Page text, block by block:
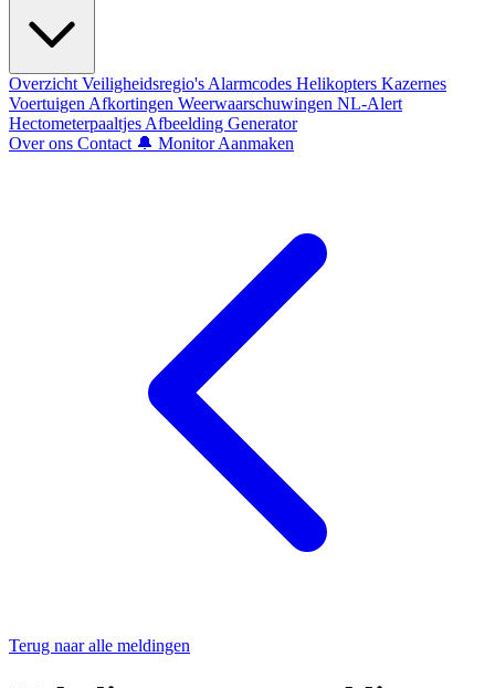
Overzicht Veiligheidsregio's Alarmcodes Helikopters Kazernes
Voertuigen Afkortingen Weerwaarschuwingen NL-Alert
Hectometerpaaltjes Afbeelding Generator
Over ons Contact 🔔 Monitor Aanmaken
Terug naar alle meldingen